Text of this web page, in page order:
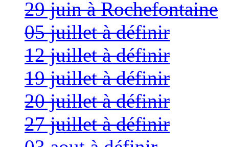
29 juin à Rochefontaine
05 juillet à définir
12 juillet à définir
19 juillet à définir
20 juillet à définir
27 juillet à définir